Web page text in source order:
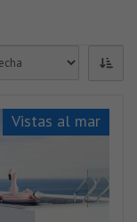
Vistas al mar